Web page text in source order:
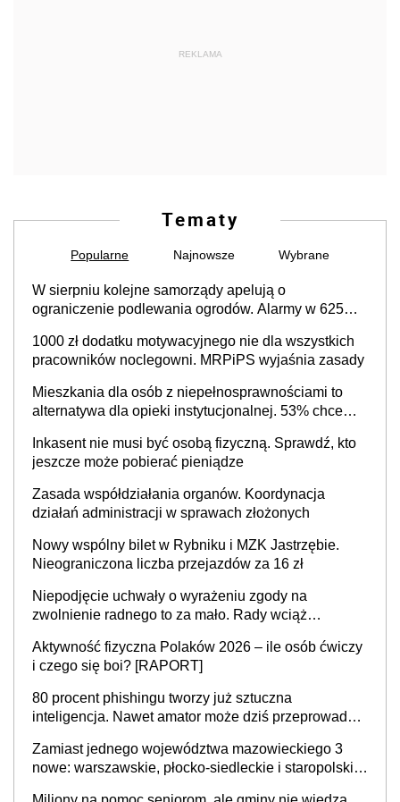
REKLAMA
Tematy
Popularne Najnowsze Wybrane
W sierpniu kolejne samorządy apelują o
ograniczenie podlewania ogrodów. Alarmy w 625
cały kraj
1000 zł dodatku motywacyjnego nie dla wszystkich
pracowników noclegowni. MRPiPS wyjaśnia zasady
Mieszkania dla osób z niepełnosprawnościami to
alternatywa dla opieki instytucjonalnej. 53% chce
Inkasent nie musi być osobą fizyczną. Sprawdź, kto
jeszcze może pobierać pieniądze
Zasada współdziałania organów. Koordynacja
działań administracji w sprawach złożonych
Nowy wspólny bilet w Rybniku i MZK Jastrzębie.
Nieograniczona liczba przejazdów za 16 zł
Niepodjęcie uchwały o wyrażeniu zgody na
zwolnienie radnego to za mało. Rady wciąż
sprawy
Aktywność fizyczna Polaków 2026 – ile osób ćwiczy
i czego się boi? [RAPORT]
80 procent phishingu tworzy już sztuczna
inteligencja. Nawet amator może dziś przeprowadzić
Zamiast jednego województwa mazowieckiego 3
nowe: warszawskie, płocko-siedleckie i staropolskie.